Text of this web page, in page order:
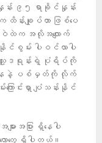
နှုန်း ၉၅ ရာခိုင်နှုန်း
းချုပ်တာ ဖြစ်ပေ
ဖ်ဝဲထဲက အလိုအလျောက်
င်စွမ်း ပါဝင်လာပါ
ဒရုန်းရဲ့ ပုံရိပ်ကို
နေနဲ့ ပစ်မှတ်ကို လိုက်
ောင်းရှာ ပျံသန်းနိုင်
းအပြား ရှိနေပါ
ာ့တွေ ရှိပါတယ်။